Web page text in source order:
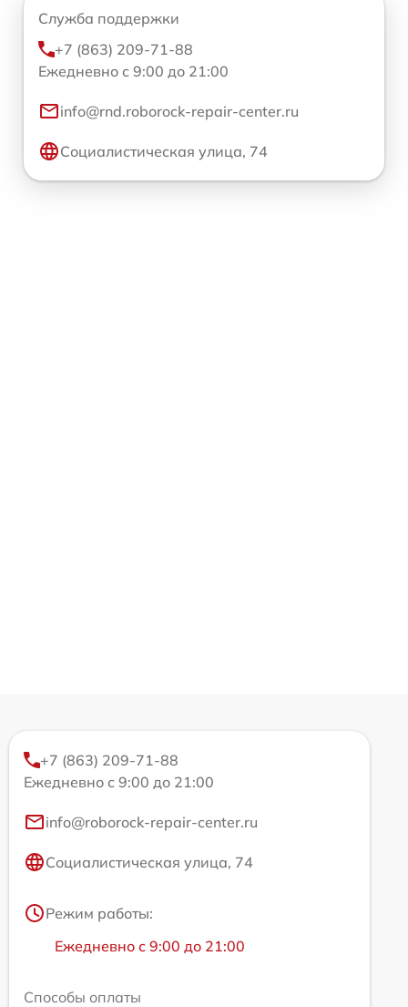
Служба поддержки
+7 (863) 209-71-88
Ежедневно с 9:00 до 21:00
info@rnd.roborock-repair-center.ru
Социалистическая улица, 74
+7 (863) 209-71-88
Ежедневно с 9:00 до 21:00
info@roborock-repair-center.ru
Социалистическая улица, 74
Режим работы:
Ежедневно с 9:00 до 21:00
Способы оплаты